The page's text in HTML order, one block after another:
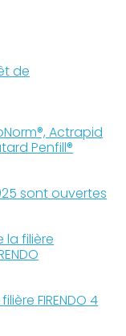
de
Actrapid
Penfill®
sont ouvertes
la filière
FIRENDO 4